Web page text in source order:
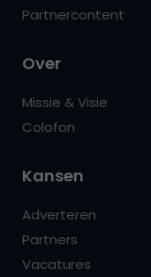
Partnercontent
Over
Missie & Visie
Colofon
Kansen
Adverteren
Partners
Vacatures